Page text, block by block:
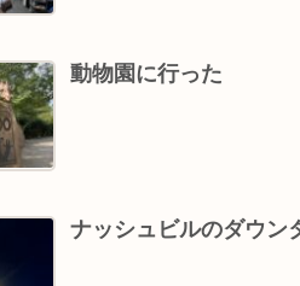
動物園に行った
ナッシュビルのダウン